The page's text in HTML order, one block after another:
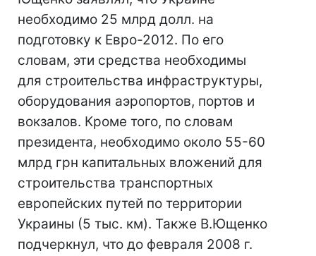
необходимо 25 млрд долл. на
подготовку к Евро-2012. По его
словам, эти средства необходимы
для строительства инфраструктуры,
оборудования аэропортов, портов и
вокзалов. Кроме того, по словам
президента, необходимо около 55-60
млрд грн капитальных вложений для
строительства транспортных
европейских путей по территории
Украины (5 тыс. км). Также В.Ющенко
подчеркнул, что до февраля 2008 г.